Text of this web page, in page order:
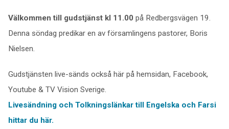
Välkommen till gudstjänst kl 11.00 på Redbergsvägen 19.
Denna söndag predikar en av församlingens pastorer, Boris
Nielsen.
Gudstjänsten live-sänds också här på hemsidan, Facebook,
Youtube & TV Vision Sverige.
Livesändning och Tolkningslänkar till Engelska och Farsi
hittar du här.